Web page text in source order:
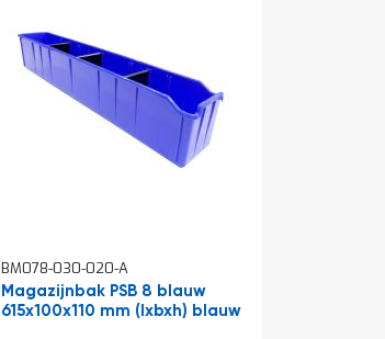
BM078-030-020-A
Magazijnbak PSB 8 blauw
615x100x110 mm (lxbxh) blauw